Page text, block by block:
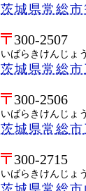
茨城県常総
300-2507
いばらきけんじょ
茨城県常総
300-2506
いばらきけんじょ
茨城県常総市
300-2715
いばらきけんじょ